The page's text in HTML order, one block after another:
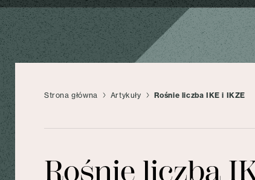
Strona główna Artykuły Rośnie liczba IKE i IKZE
Rośnie liczba